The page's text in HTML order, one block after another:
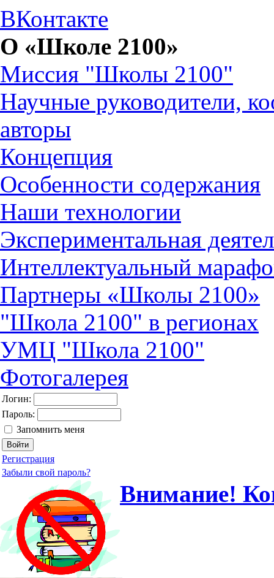
ВКонтакте
О «Школе 2100»
Миссия "Школы 2100"
Научные руководители,
авторы
Концепция
Особенности содержания
Наши технологии
Экспериментальная
Интеллектуальный
Партнеры «Школы 2100»
"Школа 2100" в регионах
УМЦ "Школа 2100"
Фотогалерея
Логин:
Пароль:
Запомнить меня
Регистрация
Забыли свой пароль?
Внимание!